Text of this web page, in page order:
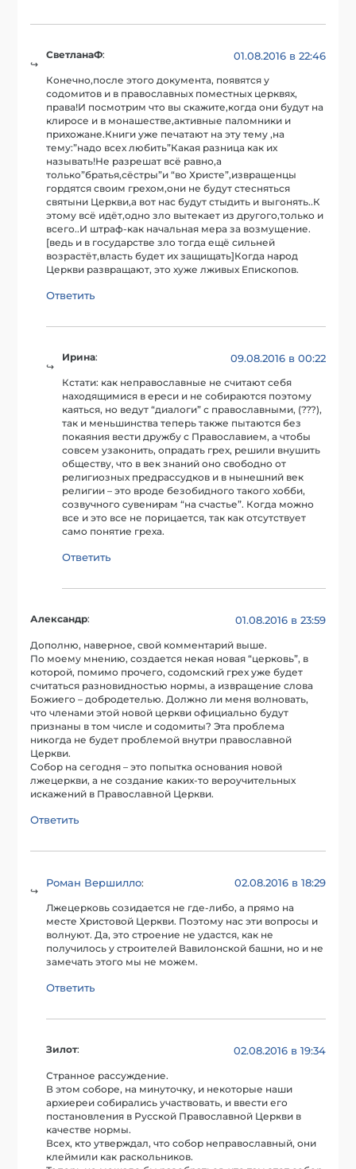
СветланаФ: 01.08.2016 в 22:46
Конечно,после этого документа, появятся у
содомитов и в православных поместных церквях,
права!И посмотрим что вы скажите,когда они будут на
клиросе и в монашестве,активные паломники и
прихожане.Книги уже печатают на эту тему ,на
тему:”надо всех любить”Какая разница как их
называть!Не разрешат всё равно,а
только”братья,сёстры”и “во Христе”,извращенцы
гордятся своим грехом,они не будут стесняться
святыни Церкви,а вот нас будут стыдить и выгонять..К
этому всё идёт,одно зло вытекает из другого,только и
всего..И штраф-как начальная мера за возмущение.
[ведь и в государстве зло тогда ещё сильней
возрастёт,власть будет их защищать]Когда народ
Церкви развращают, это хуже лживых Епископов.
Ответить
Ирина: 09.08.2016 в 00:22
Кстати: как неправославные не считают себя
находящимися в ереси и не собираются поэтому
каяться, но ведут “диалоги” с православными, (???),
так и меньшинства теперь также пытаются без
покаяния вести дружбу с Православием, а чтобы
совсем узаконить, опрадать грех, решили внушить
обществу, что в век знаний оно свободно от
религиозных предрассудков и в нынешний век
религии – это вроде безобидного такого хобби,
созвучного сувенирам “на счастье”. Когда можно
все и это все не порицается, так как отсутствует
само понятие греха.
Ответить
Александр: 01.08.2016 в 23:59
Дополню, наверное, свой комментарий выше.
По моему мнению, создается некая новая “церковь”, в
которой, помимо прочего, содомский грех уже будет
считаться разновидностью нормы, а извращение слова
Божиего – добродетелью. Должно ли меня волновать,
что членами этой новой церкви официально будут
признаны в том числе и содомиты? Эта проблема
никогда не будет проблемой внутри православной
Церкви.
Собор на сегодня – это попытка основания новой
лжецеркви, а не создание каких-то вероучительных
искажений в Православной Церкви.
Ответить
Роман Вершилло: 02.08.2016 в 18:29
Лжецерковь созидается не где-либо, а прямо на
месте Христовой Церкви. Поэтому нас эти вопросы и
волнуют. Да, это строение не удастся, как не
получилось у строителей Вавилонской башни, но и не
замечать этого мы не можем.
Ответить
Зилот: 02.08.2016 в 19:34
Странное рассуждение.
В этом соборе, на минуточку, и некоторые наши
архиереи собирались участвовать, и ввести его
постановления в Русской Православной Церкви в
качестве нормы.
Всех, кто утверждал, что собор неправославный, они
клеймили как раскольников.